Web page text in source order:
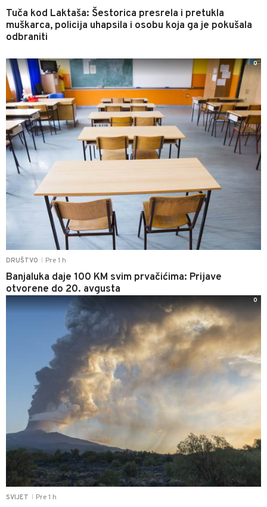
Tuča kod Laktaša: Šestorica presrela i pretukla
muškarca, policija uhapsila i osobu koja ga je pokušala
odbraniti
DRUŠTVO Pre 1 h
Banjaluka daje 100 KM svim prvačićima: Prijave
otvorene do 20. avgusta
0
SVIJET Pre 1 h
0